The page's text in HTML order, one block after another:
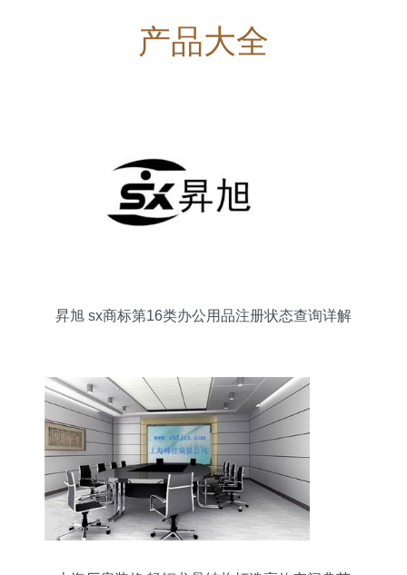
产品大全
昇旭 sx商标第16类办公用品注册状态查询详解